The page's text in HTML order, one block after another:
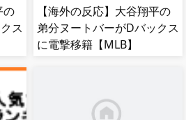
の
ス
【海外の反応】大谷翔平の
弟分ヌートバーがDバックス
に電撃移籍【MLB】